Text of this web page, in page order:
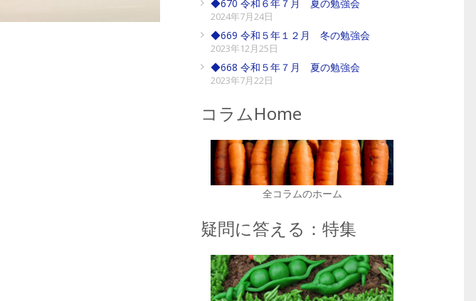
◆670 令和６年７月 夏の勉強会
2024年7月24日
◆669 令和５年１２月 冬の勉強会
2023年12月25日
◆668 令和５年７月 夏の勉強会
2023年7月22日
コラムHome
全コラムのホーム
疑問に答える：特集